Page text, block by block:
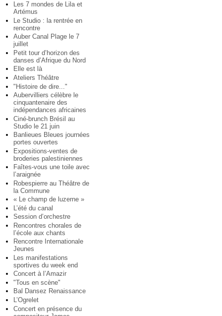
Les 7 mondes de Lila et
Artémus
Le Studio : la rentrée en
rencontre
Auber Canal Plage le 7
juillet
Petit tour d’horizon des
danses d’Afrique du Nord
Elle est là
Ateliers Théâtre
"Histoire de dire..."
Aubervilliers célèbre le
cinquantenaire des
indépendances africaines
Ciné-brunch Brésil au
Studio le 21 juin
Banlieues Bleues journées
portes ouvertes
Expositions-ventes de
broderies palestiniennes
Faîtes-vous une toile avec
l’araignée
Robespierre au Théâtre de
la Commune
« Le champ de luzerne »
L’été du canal
Session d’orchestre
Rencontres chorales de
l’école aux chants
Rencontre Internationale
Jeunes
Les manifestations
sportives du week end
Concert à l’Amazir
"Tous en scène"
Bal Dansez Renaissance
L’Ogrelet
Concert en présence du